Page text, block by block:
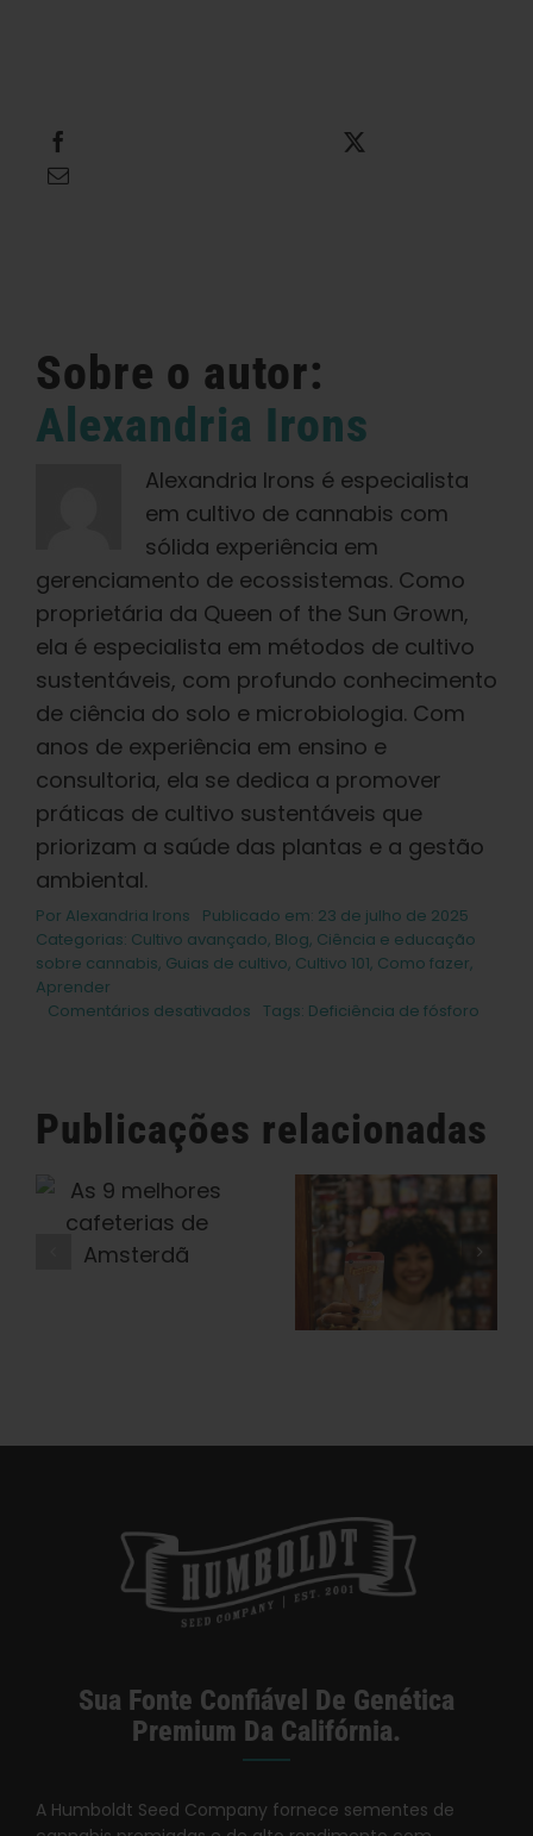
Sobre o autor:
Alexandria Irons
Alexandria Irons é especialista
em cultivo de cannabis com
sólida experiência em
gerenciamento de ecossistemas. Como
proprietária da Queen of the Sun Grown,
ela é especialista em métodos de cultivo
sustentáveis, com profundo conhecimento
de ciência do solo e microbiologia. Com
anos de experiência em ensino e
consultoria, ela se dedica a promover
práticas de cultivo sustentáveis que
priorizam a saúde das plantas e a gestão
ambiental.
Por Alexandria Irons
Publicado em: 23 de julho de 2025
Categorias: Cultivo avançado, Blog, Ciência e educação
sobre cannabis, Guias de cultivo, Cultivo 101, Como fazer,
Aprender
Comentários desativadosem
de
cannabis
Tags: Deficiência de fósforo
Publicações relacionadas
Os 12
Melhores
Clubes
Como Tirar O
Máximo
Proveito Do
Seu Jardim
Interno: As 9
Melhores
Cultivadores
Sua Fonte Confiável De Genética
Premium Da Califórnia.
A Humboldt Seed Company fornece sementes de